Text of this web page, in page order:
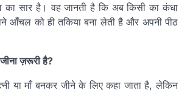
का सार है। वह जानती है कि अब किसी का कंधा
आँचल को ही तकिया बना लेती है और अपनी पीठ
ज़रूरी है?
या माँ बनकर जीने के लिए कहा जाता है, लेकिन